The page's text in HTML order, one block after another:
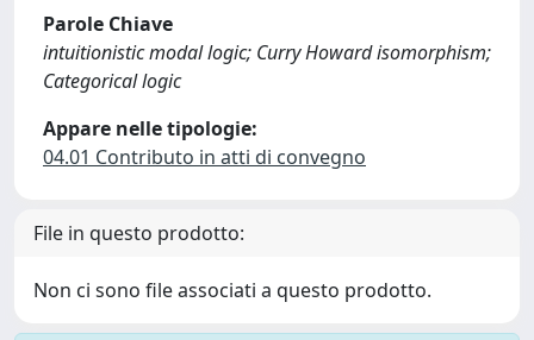
Parole Chiave
intuitionistic modal logic; Curry Howard isomorphism;
Categorical logic
Appare nelle tipologie:
04.01 Contributo in atti di convegno
File in questo prodotto:
Non ci sono file associati a questo prodotto.